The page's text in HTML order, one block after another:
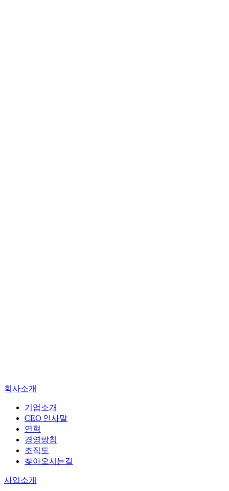
조직도
엔지니어링
진단
건설사업관리
엔지니어링
건설사업관리
회사소개
기업소개
CEO 인사말
연혁
경영방침
조직도
찾아오시는길
사업소개